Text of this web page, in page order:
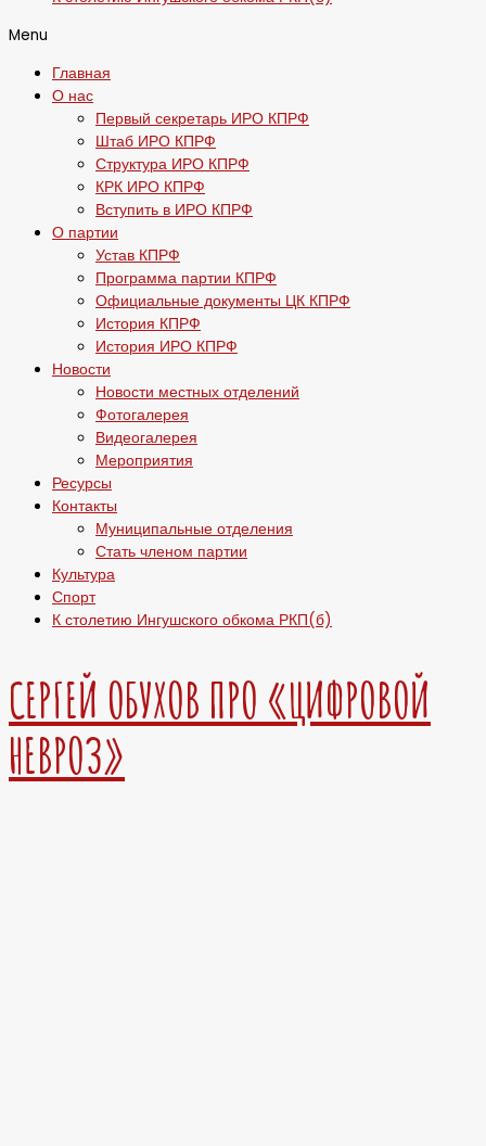
Menu
Главная
О нас
Первый секретарь ИРО КПРФ
Штаб ИРО КПРФ
Структура ИРО КПРФ
КРК ИРО КПРФ
Вступить в ИРО КПРФ
О партии
Устав КПРФ
Программа партии КПРФ
Официальные документы ЦК КПРФ
История КПРФ
История ИРО КПРФ
Новости
Новости местных отделений
Фотогалерея
Видеогалерея
Мероприятия
Ресурсы
Контакты
Муниципальные отделения
Стать членом партии
Культура
Спорт
К столетию Ингушского обкома РКП(б)
СЕРГЕЙ ОБУХОВ ПРО «ЦИФРОВОЙ
НЕВРОЗ»